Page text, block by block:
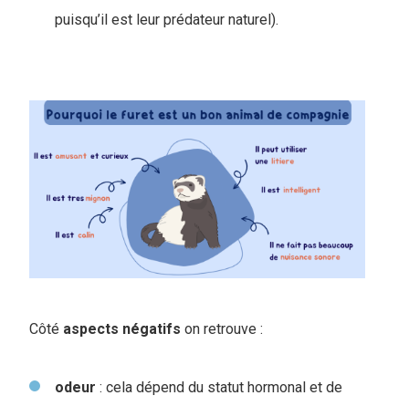
puisqu’il est leur prédateur naturel).
Côté aspects négatifs on retrouve :
odeur : cela dépend du statut hormonal et de